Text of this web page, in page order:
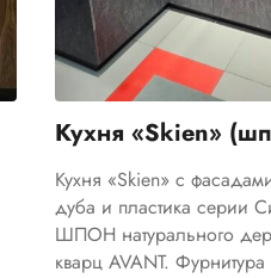
Кухня «Skien»
Кухня «Skien» с
дуба и пластика серии
ШПОН натурального
кварц AVANT.